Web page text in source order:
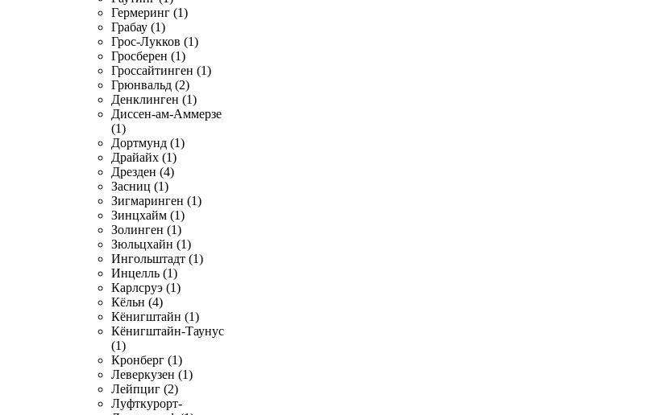
Гермеринг (1)
Грабау (1)
Грос-Лукков (1)
Гросберен (1)
Гроссайтинген (1)
Грюнвальд (2)
Денклинген (1)
Диссен-ам-Аммерзе
(1)
Дортмунд (1)
Драйайх (1)
Дрезден (4)
Засниц (1)
Зигмаринген (1)
Зинцхайм (1)
Золинген (1)
Зюльцхайн (1)
Ингольштадт (1)
Инцелль (1)
Карлсруэ (1)
Кёльн (4)
Кёнигштайн (1)
Кёнигштайн-Таунус
(1)
Кронберг (1)
Леверкузен (1)
Лейпциг (2)
Луфткурорт-